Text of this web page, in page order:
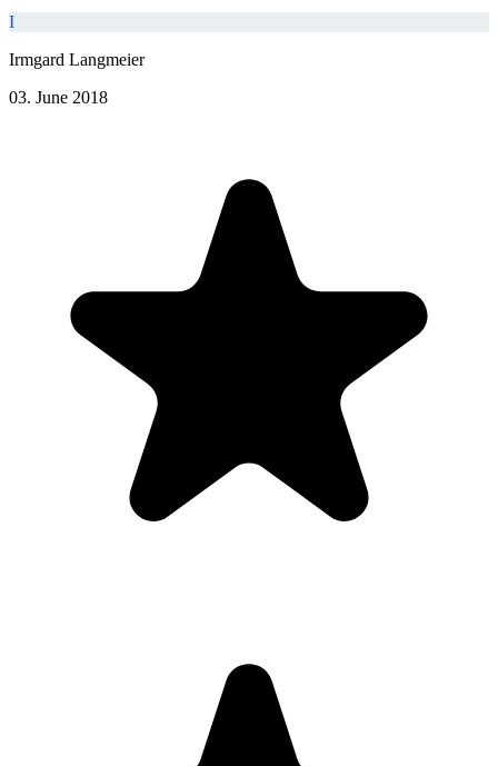
I
Irmgard Langmeier
03. June 2018